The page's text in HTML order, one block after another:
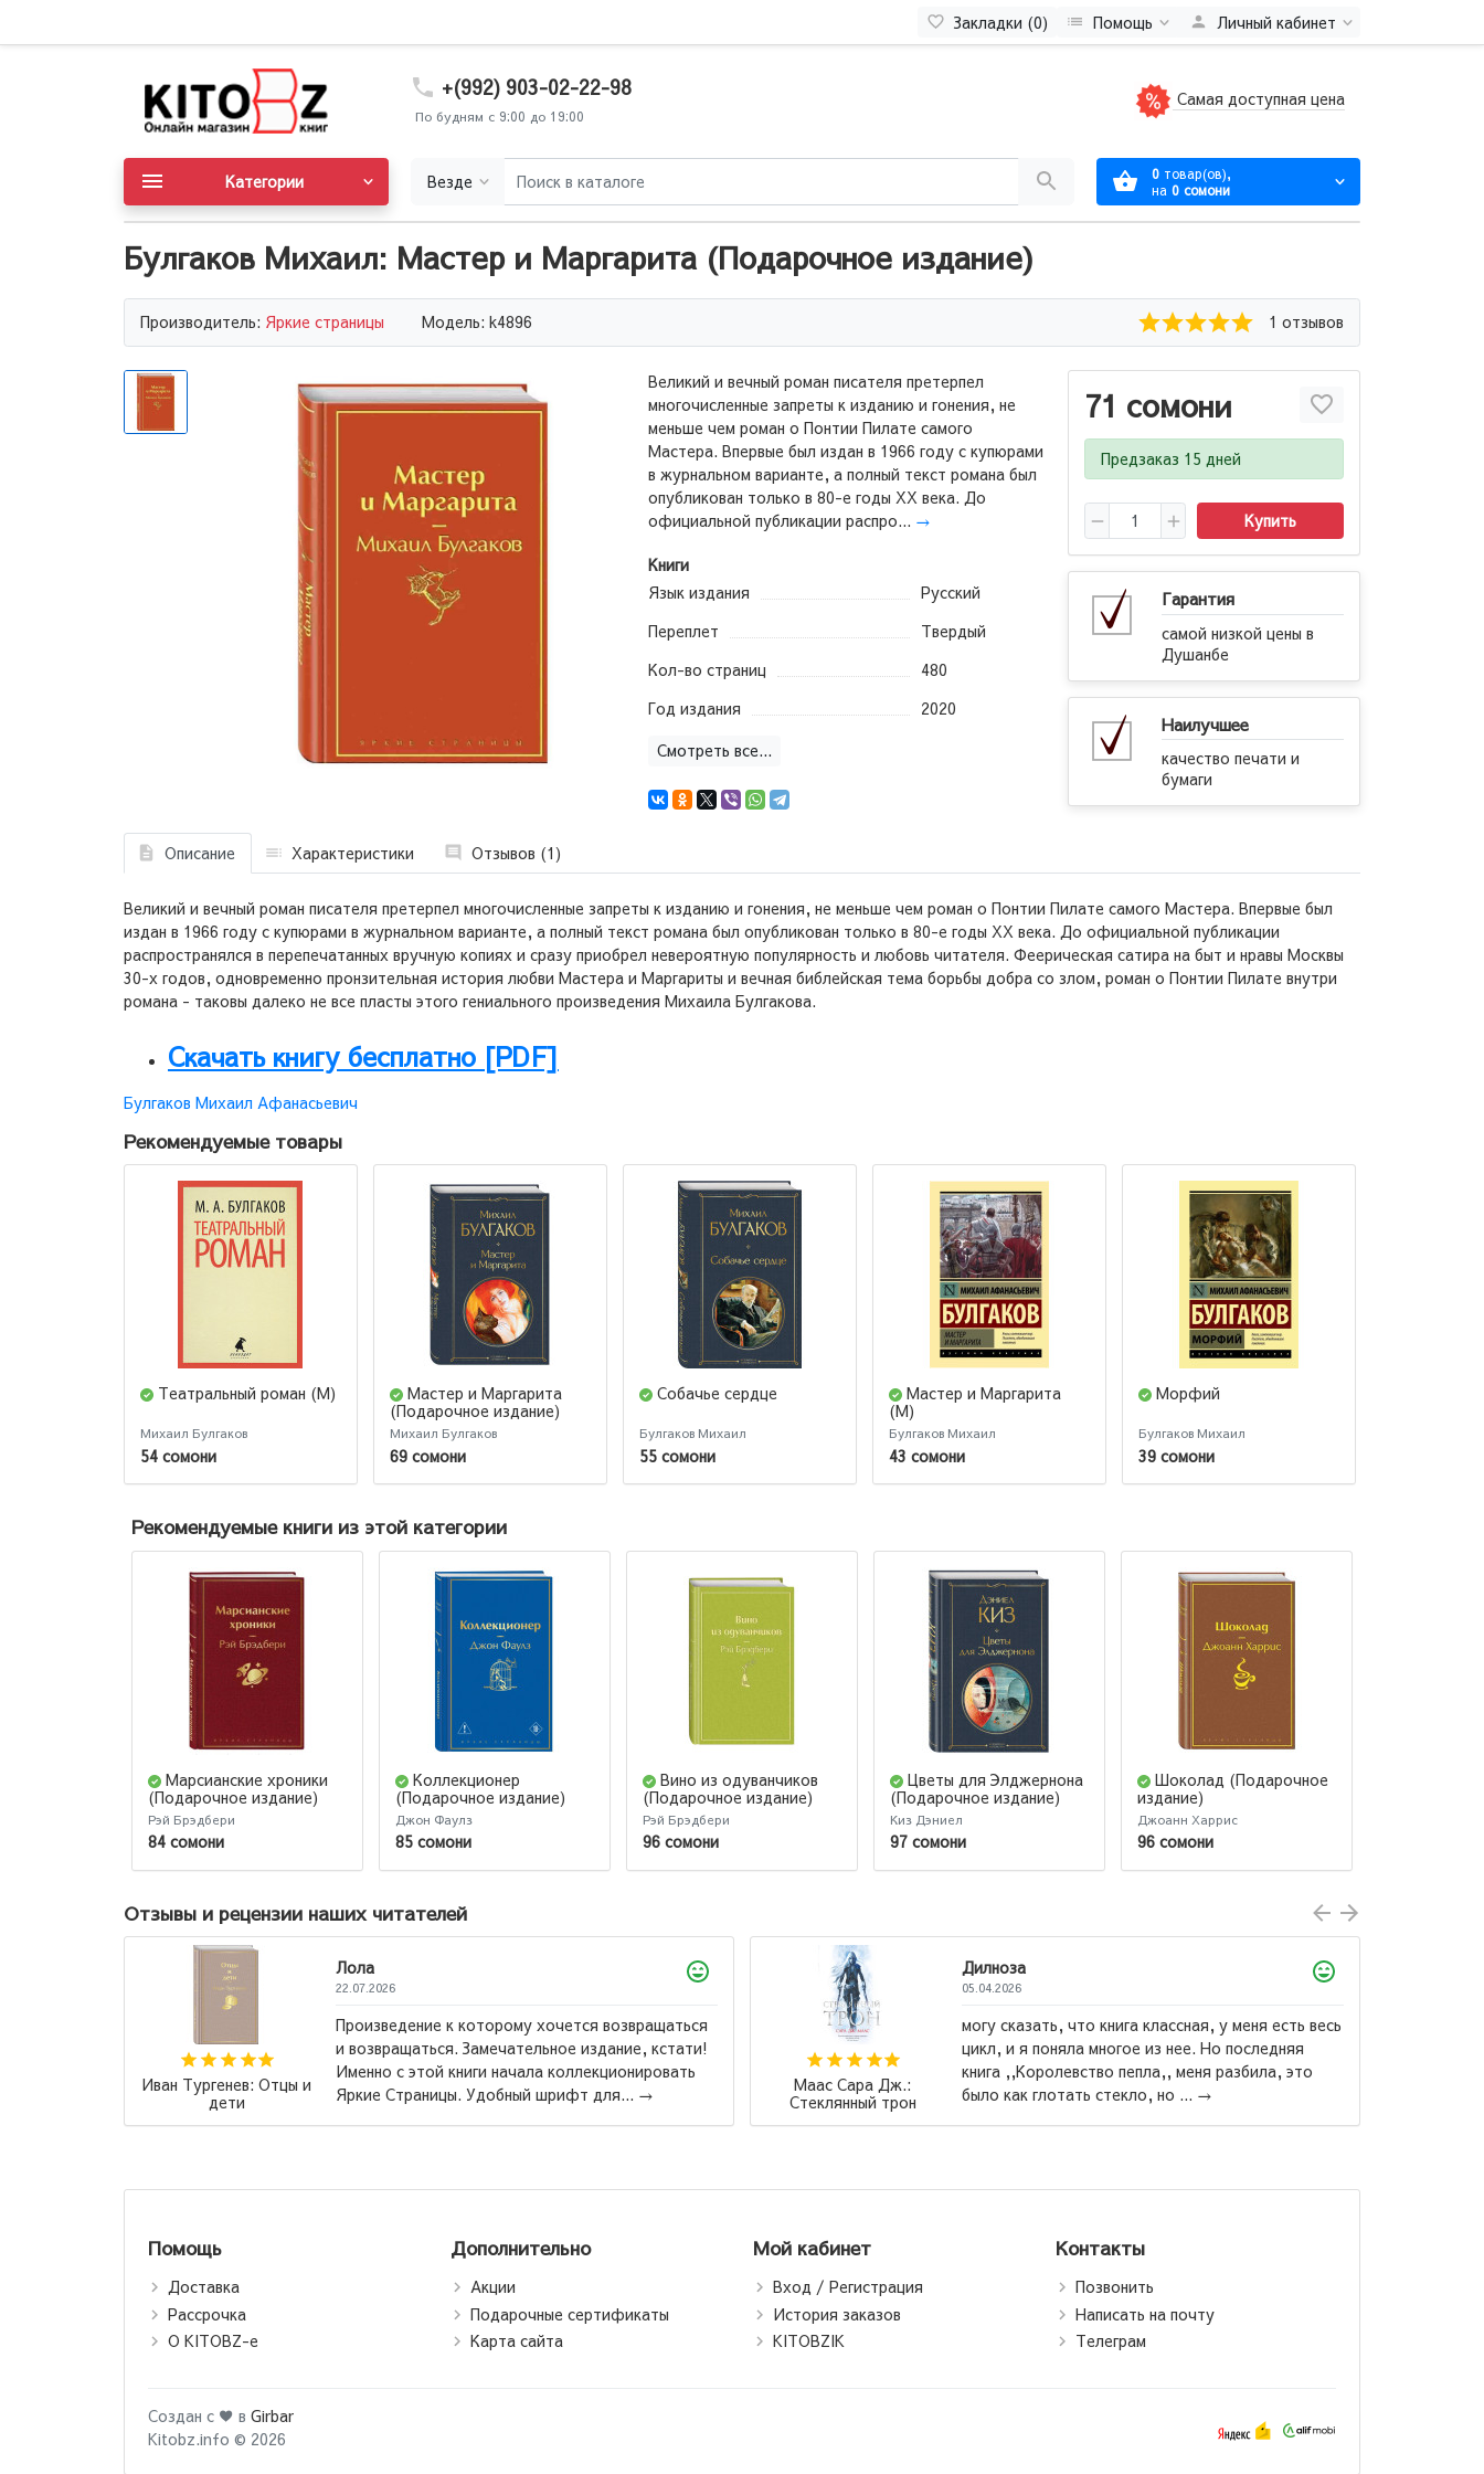
Закладки (0) Помощь Личный кабинет
+(992) 903-02-22-98
По будням с 9:00 до 19:00
Самая доступная цена
Везде 0 товар(ов),
на 0 сомони
Категории
Булгаков Михаил: Мастер и Маргарита (Подарочное издание)
Производитель: Яркие страницы Модель: k4896 1 отзывов
71 сомони
Предзаказ 15 дней
Купить
Гарантия
самой низкой цены в
Душанбе
Наилучшее
качество печати и
бумаги
Великий и вечный роман писателя претерпел
многочисленные запреты к изданию и гонения, не
меньше чем роман о Понтии Пилате самого
Мастера. Впервые был издан в 1966 году с купюрами
в журнальном варианте, а полный текст романа был
опубликован только в 80-е годы ХХ века. До
официальной публикации распро... →
Книги
Язык издания
Русский
Переплет
Твердый
Кол-во страниц
480
Год издания
2020
Смотреть все...
Описание Характеристики Отзывов (1)
Великий и вечный роман писателя претерпел многочисленные запреты к изданию и гонения, не меньше чем роман о Понтии Пилате самого Мастера. Впервые был
издан в 1966 году с купюрами в журнальном варианте, а полный текст романа был опубликован только в 80-е годы ХХ века. До официальной публикации
распространялся в перепечатанных вручную копиях и сразу приобрел невероятную популярность и любовь читателя. Феерическая сатира на быт и нравы Москвы
30-х годов, одновременно пронзительная история любви Мастера и Маргариты и вечная библейская тема борьбы добра со злом, роман о Понтии Пилате внутри
романа - таковы далеко не все пласты этого гениального произведения Михаила Булгакова.
Скачать книгу бесплатно [PDF]
Булгаков Михаил Афанасьевич
Рекомендуемые товары
Театральный роман (М)
Михаил Булгаков
54 сомони
Мастер и Маргарита
(Подарочное издание)
Михаил Булгаков
69 сомони
Собачье сердце
Булгаков Михаил
55 сомони
Мастер и Маргарита
(М)
Булгаков Михаил
43 сомони
Морфий
Булгаков Михаил
39 сомони
Рекомендуемые книги из этой категории
Марсианские хроники
(Подарочное издание)
Рэй Брэдбери
84 сомони
Коллекционер
(Подарочное издание)
Джон Фаулз
85 сомони
Вино из одуванчиков
(Подарочное издание)
Рэй Брэдбери
96 сомони
Цветы для Элджернона
(Подарочное издание)
Киз Дэниел
97 сомони
Шоколад (Подарочное
издание)
Джоанн Харрис
96 сомони
Отзывы и рецензии наших читателей
Иван Тургенев: Отцы и
дети
Лола
22.07.2026
Произведение к которому хочется возвращаться
и возвращаться. Замечательное издание, кстати!
Именно с этой книги начала коллекционировать
Яркие Страницы. Удобный шрифт для... →
Маас Сара Дж.:
Стеклянный трон
Дилноза
05.04.2026
могу сказать, что книга классная, у меня есть весь
цикл, и я поняла многое из нее. Но последняя
книга ,,Королевство пепла,, меня разбила, это
было как глотать стекло, но ... →
Помощь
Доставка
Рассрочка
О KITOBZ-е
Дополнительно
Акции
Подарочные сертификаты
Карта сайта
Мой кабинет
Вход / Регистрация
История заказов
KITOBZIK
Контакты
Позвонить
Написать на почту
Телеграм
Создан с ♥ в Girbar
Kitobz.info © 2026